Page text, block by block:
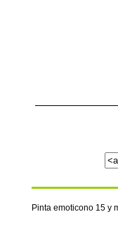
Pinta emoticono 15 y